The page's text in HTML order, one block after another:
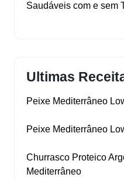
Saudáveis com e sem
Ultimas
Peixe Mediterrâneo
Peixe Mediterrâneo
Churrasco Proteico
Mediterrâneo